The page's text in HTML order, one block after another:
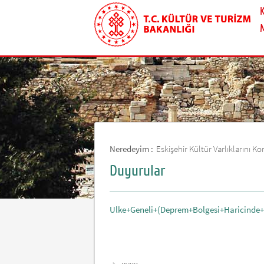
Neredeyim : Eskişehir Kültür Varlıklarını
Duyurular